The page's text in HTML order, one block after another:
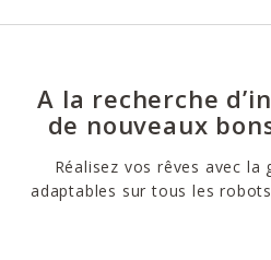
A la recherche
de nouveaux
Réalisez vos rêves avec la
adaptables sur tous les